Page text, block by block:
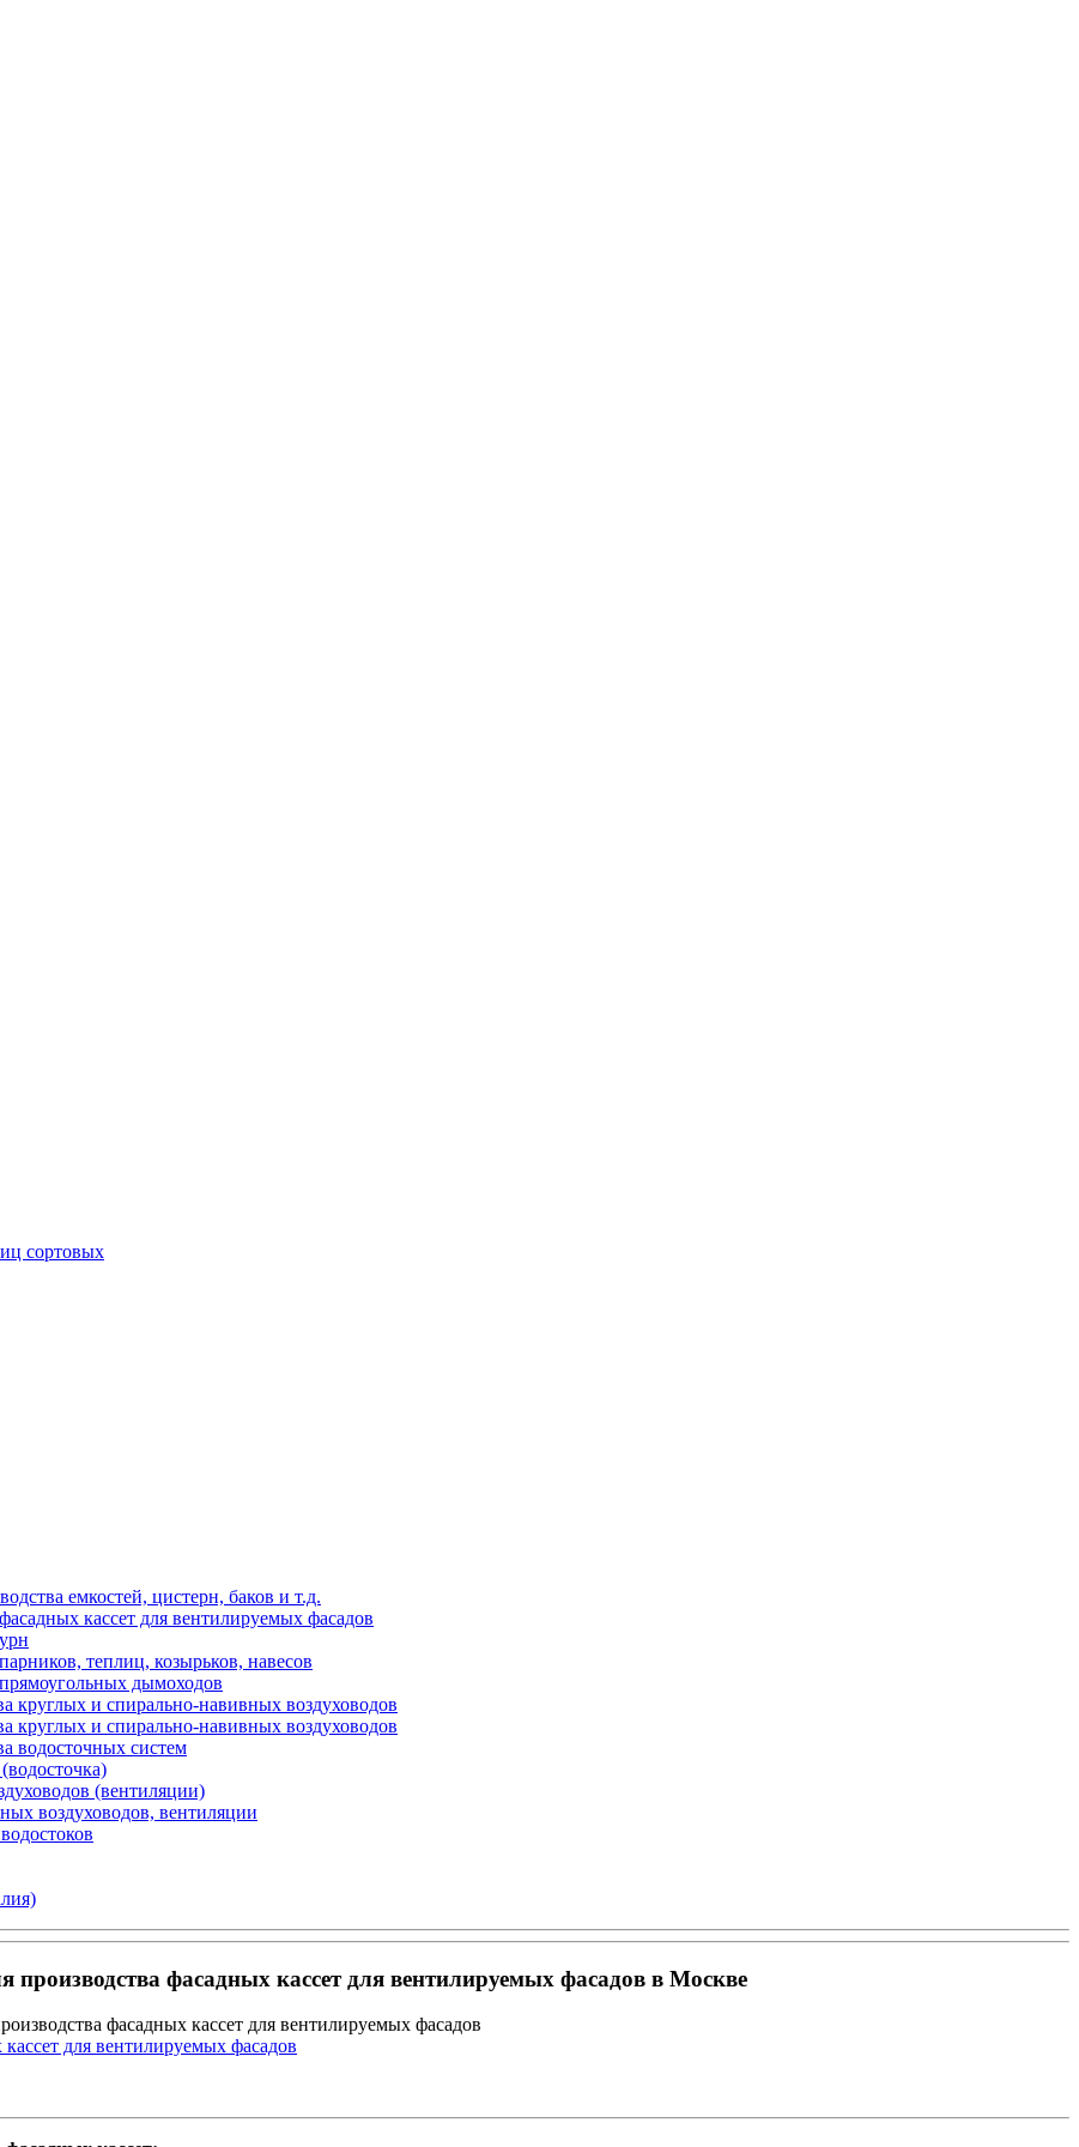
сортовых
емкостей, цистерн, баков и т.д.
кассет для вентилируемых фасадов
теплиц, козырьков, навесов
дымоходов
круглых и спирально-навивных воздуховодов
круглых и спирально-навивных воздуховодов
водосточных систем
(вентиляции)
воздуховодов, вентиляции
производства фасадных кассет для вентилируемых фасадов в Москве
фасадных кассет для вентилируемых фасадов